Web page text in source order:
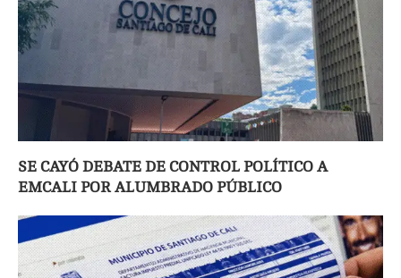
SE CAYÓ DEBATE DE CONTROL POLÍTICO A
EMCALI POR ALUMBRADO PÚBLICO